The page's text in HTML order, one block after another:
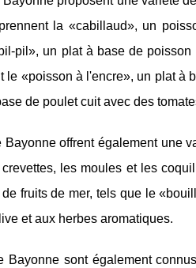
la «cabillaud», un
pil», un plat à base de
le «poisson à l'encre», un plat
de poulet cuit avec des
Bayonne offrent également une
les moules et les
fruits de mer, tels que le
et aux herbes aromatiques.
Bayonne sont également